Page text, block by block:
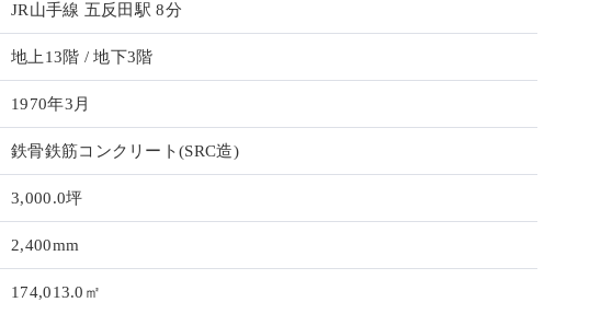
JR山手線 五反田駅 8分
地上13階 / 地下3階
1970年3月
鉄骨鉄筋コンクリート(SRC造)
3,000.0坪
2,400mm
174,013.0㎡